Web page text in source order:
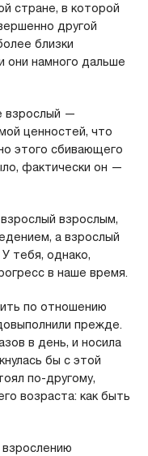
стране, в которой
другой
близки
они намного дальше
взрослый —
ценностей, что
этого сбивающего
фактически он —
взрослым,
а взрослый
тебя, однако,
в наше время.
по отношению
прежде.
в день, и носила
бы с этой
по-другому,
возраста: как быть